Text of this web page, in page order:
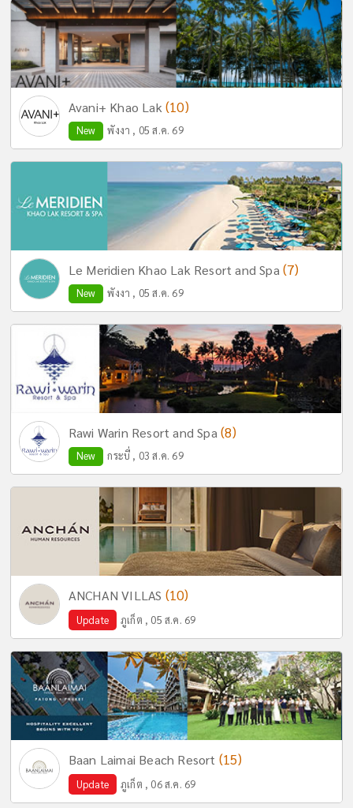
Avani+ Khao Lak (10)
New พังงา , 05 ส.ค. 69
Le Meridien Khao Lak Resort and Spa (7)
New พังงา , 05 ส.ค. 69
Rawi Warin Resort and Spa (8)
New กระบี่ , 03 ส.ค. 69
ANCHAN VILLAS (10)
Update ภูเก็ต , 05 ส.ค. 69
Baan Laimai Beach Resort (15)
Update ภูเก็ต , 06 ส.ค. 69